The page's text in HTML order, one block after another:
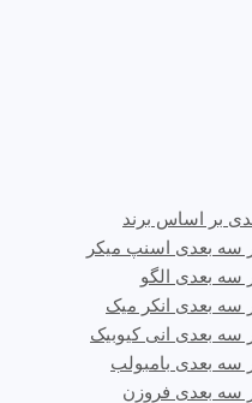
بر اساس برند
سه بعدی اسنپ میکر
سه بعدی الگو
سه بعدی انکر میک
سه بعدی انی کیوبیک
سه بعدی بامبولب
سه بعدی فروزن